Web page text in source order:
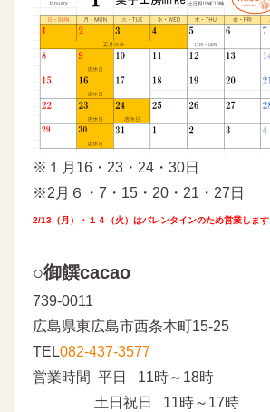
※１月16・23・24・30日
※2月６・7・15・20・21・27日
2/13（月）・１４（火）はバレンタインのため営業します
○御饌cacao
739-0011
広島県東広島市西条本町15-25
TEL082-437-3577
営業時間 平日 11時～18時
土日祝日 11時～17時